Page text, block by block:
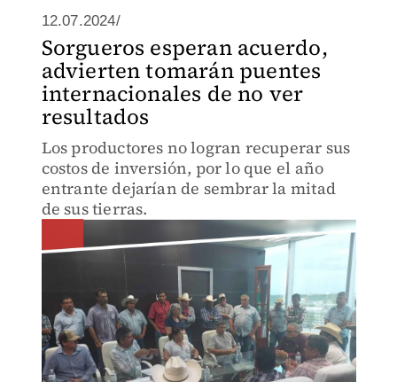
12.07.2024/
Sorgueros esperan acuerdo,
advierten tomarán puentes
internacionales de no ver
resultados
Los productores no logran recuperar sus
costos de inversión, por lo que el año
entrante dejarían de sembrar la mitad
de sus tierras.